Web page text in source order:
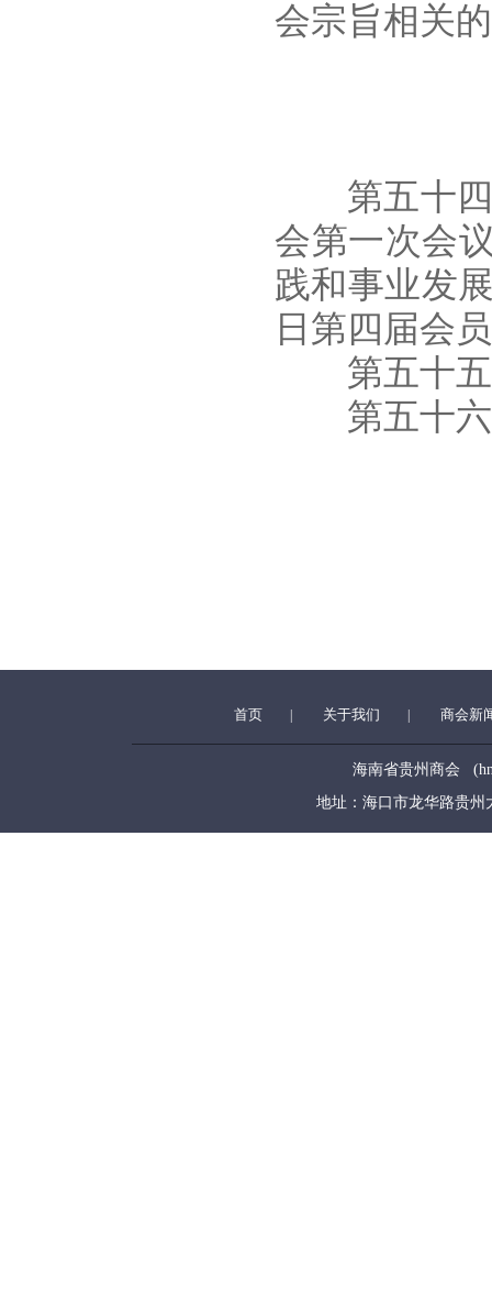
会宗旨相关
第五十四
会第一次会
践和事业发
日第四届会
第五十五
第五十六
首页 关于我们 商会新
海南省贵州商会
地址：海口市龙华路贵州